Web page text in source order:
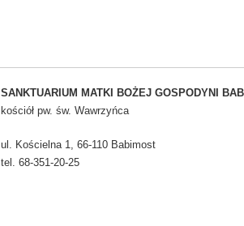
SANKTUARIUM MATKI BOŻEJ GOSPODYNI
kościół pw. św. Wawrzyńca
ul. Kościelna 1, 66-110 Babimost
tel. 68-351-20-25